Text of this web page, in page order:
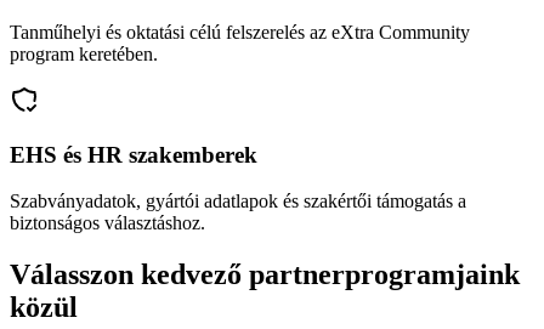
Tanműhelyi és oktatási célú felszerelés az eXtra Community
program keretében.
EHS és HR szakemberek
Szabványadatok, gyártói adatlapok és szakértői támogatás a
biztonságos választáshoz.
Válasszon kedvező partnerprogramjaink
közül